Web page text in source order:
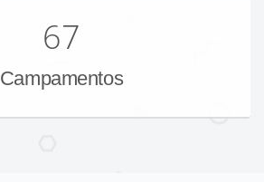
67
Campamentos